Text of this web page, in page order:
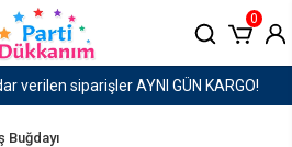
1500 TL ve Üzeri Kargo
0
Buğdayı